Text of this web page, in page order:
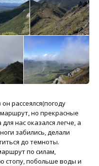
рассеялся(погоду
но прекрасные
нас оказался легче, а
забились, делали
до темноты.
по силам,
стопу, побольше воды и